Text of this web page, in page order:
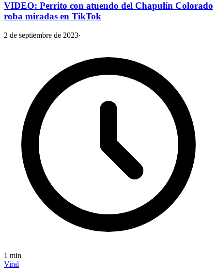
VIDEO: Perrito con atuendo del Chapulín Colorado
roba miradas en TikTok
2 de septiembre de 2023·
1 min
Viral